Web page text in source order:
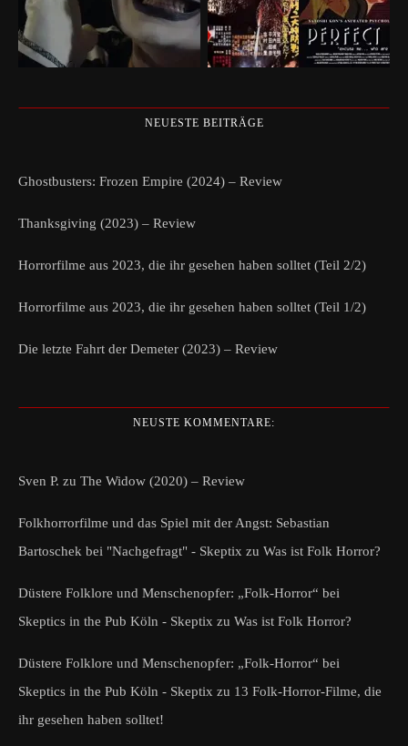
NEUESTE BEITRÄGE
Ghostbusters: Frozen Empire (2024) – Review
Thanksgiving (2023) – Review
Horrorfilme aus 2023, die ihr gesehen haben solltet (Teil 2/2)
Horrorfilme aus 2023, die ihr gesehen haben solltet (Teil 1/2)
Die letzte Fahrt der Demeter (2023) – Review
NEUSTE KOMMENTARE:
Sven P. zu The Widow (2020) – Review
Folkhorrorfilme und das Spiel mit der Angst: Sebastian
Bartoschek bei "Nachgefragt" - Skeptix zu Was ist Folk Horror?
Düstere Folklore und Menschenopfer: „Folk-Horror“ bei
Skeptics in the Pub Köln - Skeptix zu Was ist Folk Horror?
Düstere Folklore und Menschenopfer: „Folk-Horror“ bei
Skeptics in the Pub Köln - Skeptix zu 13 Folk-Horror-Filme, die
ihr gesehen haben solltet!